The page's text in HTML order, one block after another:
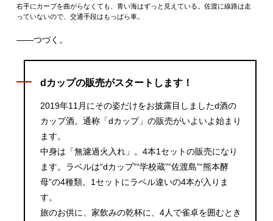
右手にカーブを曲がらなくても、青い海はずっと見えている。佐渡に線路は走
っていないので、交通手段はもっぱら車。
――つづく。
dカップの販売がスタートします！
2019年11月にその姿だけをお披露目しましたd酒の
カップ酒。通称「dカップ」の販売がいよいよ始まり
ます。
中身は「無濾過火入れ」。4本1セットの販売になり
ます。ラベルは“dカップ”“学校蔵”“佐渡島”“熊本酵
母”の4種類。1セットにラベル違いの4本が入りま
す。
旅のお供に、家飲みの乾杯に、4人で雀卓を囲むとき